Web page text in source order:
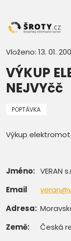
Vloženo: 13. 01.
VÝKUP
NEJVYčč
POPTÁVKA
Výkup
Jméno: VERAN
Email
Adresa:
Země:
Česká